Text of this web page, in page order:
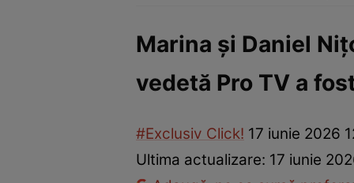
Vedete internaționaleVedete românești Interviurile
Marina și Daniel
vedetă Pro TV a
#Exclusiv Click! 17 iunie 2026
Ultima actualizare: 17 iunie